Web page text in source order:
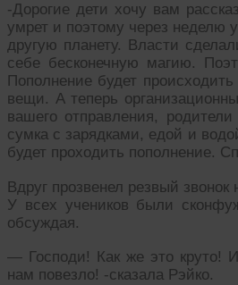
-Дорогие дети хочу вам
умрет и поэтому через неделю
другую планету. Власти
себе бесконечную магию.
Пополнение будет
вещи. А теперь
вашего отправления,
сумка с зарядками, едой и
будет проходить пополнение.
Вдруг прозвенел резвый
У всех учеников были
обсуждая.
— Господи! Как же это круто!
нам повезло! -сказала Рэйко.